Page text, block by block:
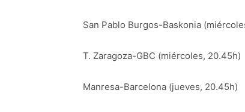
San Pablo Burgos-Baskonia
T. Zaragoza-GBC (miércoles, 20.45h)
Manresa-Barcelona (jueves, 20.45h)